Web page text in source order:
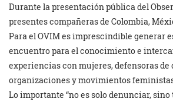
Durante la presentación pública del
presentes compañeras de Colombia,
Para el OVIM es imprescindible generar
encuentro para el conocimiento e
experiencias con mujeres, defensoras de
organizaciones y movimientos
Lo importante “no es solo denunciar,